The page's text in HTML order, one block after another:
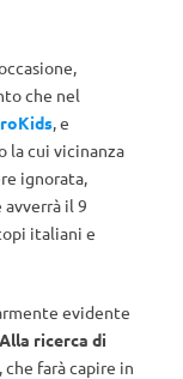
che nel
, e
la cui vicinanza
ignorata,
avverrà il 9
italiani e
evidente
Alla ricerca di
che farà capire in